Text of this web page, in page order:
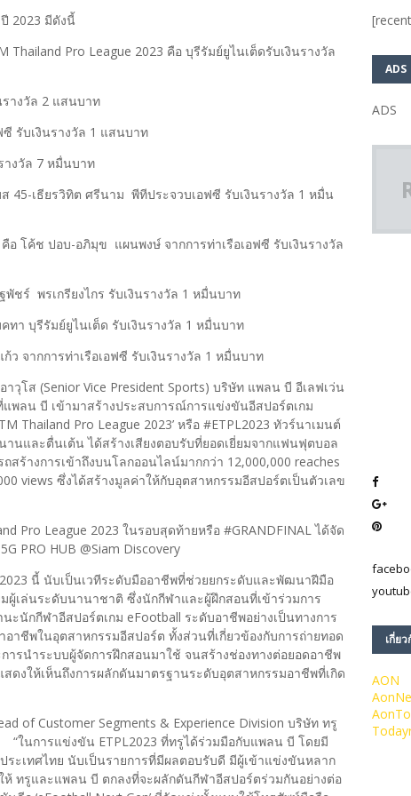
2023 มีดังนี้
Pro League 2023 คือ บุรีรัมย์ยูไนเต็ดรับเงินรางวัล
างวัล 2 แสนบาท
รับเงินรางวัล 1 แสนบาท
างวัล 7 หมื่นบาท
45-เธียรวิทิต ศรีนาม พีทีประจวบเอฟซี รับเงินรางวัล 1 หมื่น
อ โค้ช ปอบ-อภิมุข แผนพงษ์ จากการท่าเรือเอฟซี รับเงินรางวัล
ชร์ พรเกรียงไกร รับเงินรางวัล 1 หมื่นบาท
ทา บุรีรัมย์ยูไนเต็ด รับเงินรางวัล 1 หมื่นบาท
จากการท่าเรือเอฟซี รับเงินรางวัล 1 หมื่นบาท
โส (Senior Vice President Sports) บริษัท แพลน บี อีเลฟเว่น
แพลน บี เข้ามาสร้างประสบการณ์การแข่งขันอีสปอร์ตเกม
Thailand Pro League 2023’ หรือ #ETPL2023 ทัวร์นาเมนต์
นและตื่นเต้น ได้สร้างเสียงตอบรับที่ยอดเยี่ยมจากแฟนฟุตบอล
ร้างการเข้าถึงบนโลกออนไลน์มากกว่า 12,000,000 reaches
views ซึ่งได้สร้างมูลค่าให้กับอุตสาหกรรมอีสปอร์ตเป็นตัวเลข
Pro League 2023 ในรอบสุดท้ายหรือ #GRANDFINAL ได้จัด
PRO HUB @Siam Discovery
นี้ นับเป็นเวทีระดับมืออาชีพที่ช่วยยกระดับและพัฒนาฝีมือ
ผู้เล่นระดับนานาชาติ ซึ่งนักกีฬาและผู้ฝึกสอนที่เข้าร่วมการ
ะนักกีฬาอีสปอร์ตเกม eFootball ระดับอาชีพอย่างเป็นทางการ
าชีพในอุตสาหกรรมอีสปอร์ต ทั้งส่วนที่เกี่ยวข้องกับการถ่ายทอด
รนำระบบผู้จัดการฝึกสอนมาใช้ จนสร้างช่องทางต่อยอดอาชีพ
ดงให้เห็นถึงการผลักดันมาตรฐานระดับอุตสาหกรรมอาชีพที่เกิด
Customer Segments & Experience Division บริษัท ทรู
“ในการแข่งขัน ETPL2023 ที่ทรูได้ร่วมมือกับแพลน บี โดยมี
ระเทศไทย นับเป็นรายการที่มีผลตอบรับดี มีผู้เข้าแข่งขันหลาก
ทรูและแพลน บี ตกลงที่จะผลักดันกีฬาอีสปอร์ตร่วมกันอย่างต่อ
ADS
ADS
เกี่ย
AON